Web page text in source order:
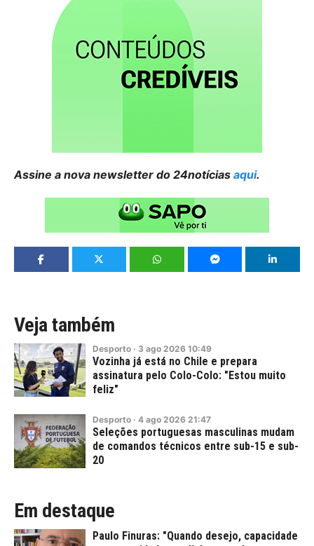
Assine a nova newsletter do 24notícias aqui.
Veja também
Desporto · 3 ago 2026 10:49
Vozinha já está no Chile e prepara
assinatura pelo Colo-Colo: "Estou muito
feliz"
Desporto · 4 ago 2026 21:47
Seleções portuguesas masculinas mudam
de comandos técnicos entre sub-15 e sub-
20
Em destaque
Paulo Finuras: "Quando desejo, capacidade